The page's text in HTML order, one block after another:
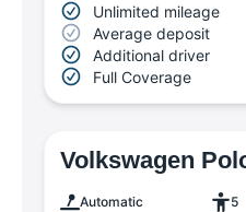
Unlimited mileage
Average deposit
Additional driver
Full Coverage
Volkswagen
Automatic 5